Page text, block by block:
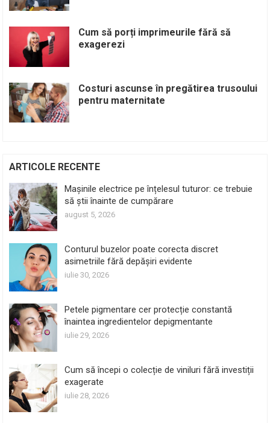
Cum să porți imprimeurile fără să
exagerezi
Costuri ascunse în pregătirea trusoului
pentru maternitate
ARTICOLE RECENTE
Mașinile electrice pe înțelesul tuturor: ce trebuie
să știi înainte de cumpărare
august 5, 2026
Conturul buzelor poate corecta discret
asimetriile fără depășiri evidente
iulie 30, 2026
Petele pigmentare cer protecție constantă
înaintea ingredientelor depigmentante
iulie 29, 2026
Cum să începi o colecție de viniluri fără investiții
exagerate
iulie 28, 2026